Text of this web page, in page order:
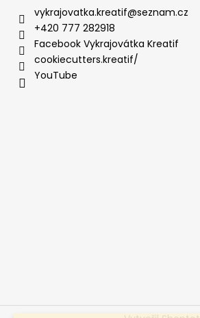
vykrajovatka.kreatif@seznam.cz
+420 777 282918
Facebook Vykrajovátka Kreatif
cookiecutters.kreatif/
YouTube